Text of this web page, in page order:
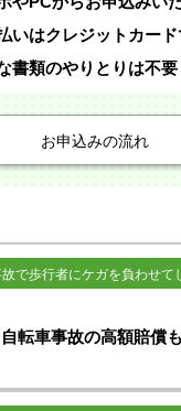
いはクレジットカード
書類のやりとりは不要
お申込みの流れ
故で歩行者にケガを負わせ
自転車事故の高額賠償